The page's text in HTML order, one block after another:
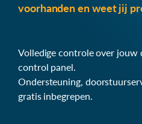
voorhanden en weet jij
Volledige controle over jouw
control panel.
Ondersteuning,
gratis inbegrepen.